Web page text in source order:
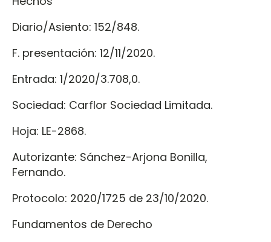
Diario/Asiento: 152/848.
F. presentación: 12/11/2020.
Entrada: 1/2020/3.708,0.
Sociedad: Carflor Sociedad Limitada.
Hoja: LE-2868.
Autorizante: Sánchez-Arjona Bonilla,
Fernando.
Protocolo: 2020/1725 de 23/10/2020.
Fundamentos de Derecho